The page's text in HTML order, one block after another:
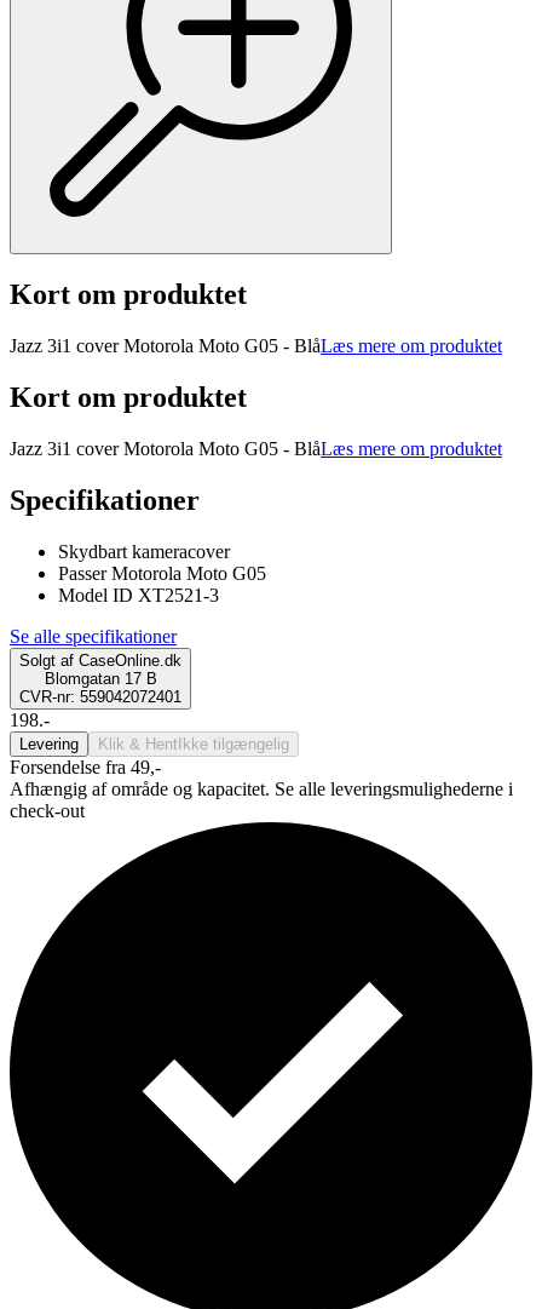
Kort om produktet
Jazz 3i1 cover Motorola Moto G05 - BlåLæs mere om produktet
Kort om produktet
Jazz 3i1 cover Motorola Moto G05 - BlåLæs mere om produktet
Specifikationer
Skydbart kameracover
Passer Motorola Moto G05
Model ID XT2521-3
Se alle specifikationer
Solgt af CaseOnline.dk
Blomgatan 17 B
CVR-nr: 559042072401
198.-
Levering Klik & Hent Ikke tilgængelig
Forsendelse fra 49,-
Afhængig af område og kapacitet. Se alle leveringsmulighederne i
check-out